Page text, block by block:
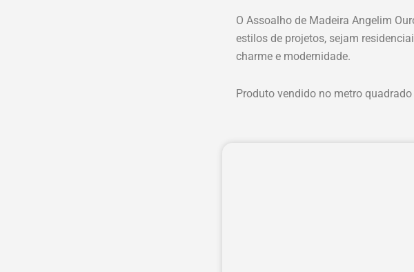
O Assoalho de Madeira Angelim
estilos de projetos, sejam
charme e modernidade.
Produto vendido no metro quadrado